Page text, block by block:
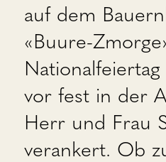
auf dem
«Buure-
vor fest in der
Herr und Frau
verankert. Ob